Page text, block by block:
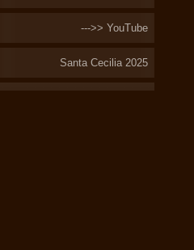
--->> YouTube
Santa Cecilia 2025